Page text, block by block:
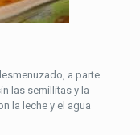
a parte
las semillitas y la
la leche y el agua